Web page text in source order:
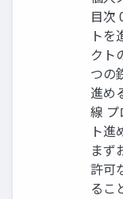
目次
トを
クト
つの
進め
線 プ
ト進
まず
許可
るこ